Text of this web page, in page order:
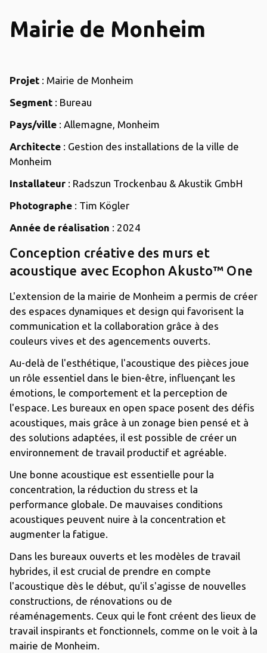
Mairie de Monheim
Projet : Mairie de Monheim
Segment : Bureau
Pays/ville : Allemagne, Monheim
Architecte : Gestion des installations de la ville de
Monheim
Installateur : Radszun Trockenbau & Akustik GmbH
Photographe : Tim Kögler
Année de réalisation : 2024
Conception créative des murs et
acoustique avec Ecophon Akusto™ One
L'extension de la mairie de Monheim a permis de créer
des espaces dynamiques et design qui favorisent la
communication et la collaboration grâce à des
couleurs vives et des agencements ouverts.
Au-delà de l'esthétique, l'acoustique des pièces joue
un rôle essentiel dans le bien-être, influençant les
émotions, le comportement et la perception de
l'espace. Les bureaux en open space posent des défis
acoustiques, mais grâce à un zonage bien pensé et à
des solutions adaptées, il est possible de créer un
environnement de travail productif et agréable.
Une bonne acoustique est essentielle pour la
concentration, la réduction du stress et la
performance globale. De mauvaises conditions
acoustiques peuvent nuire à la concentration et
augmenter la fatigue.
Dans les bureaux ouverts et les modèles de travail
hybrides, il est crucial de prendre en compte
l'acoustique dès le début, qu'il s'agisse de nouvelles
constructions, de rénovations ou de
réaménagements. Ceux qui le font créent des lieux de
travail inspirants et fonctionnels, comme on le voit à la
mairie de Monheim.